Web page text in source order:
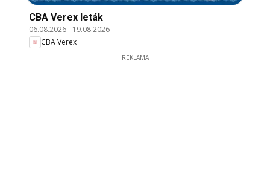
CBA Verex leták
06.08.2026- 19.08.2026
CBA Verex
REKLAMA